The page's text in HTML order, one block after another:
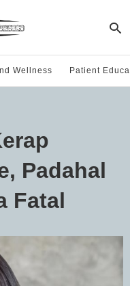
Wellness Patient
Padahal
Fatal